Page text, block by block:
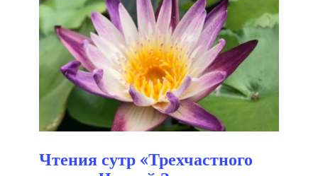
Чтения сутр «Трехчастного